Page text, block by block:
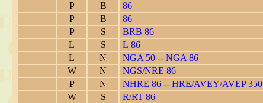
P
B
86
P
B
86
P
S
BRB 86
L
S
L 86
L
N
NGA 50 -- NGA 86
W
N
NGS/NRE 86
P
N
NHRE 86 -- HRE/AVEY/AVEP 350
W
S
R/RT 86